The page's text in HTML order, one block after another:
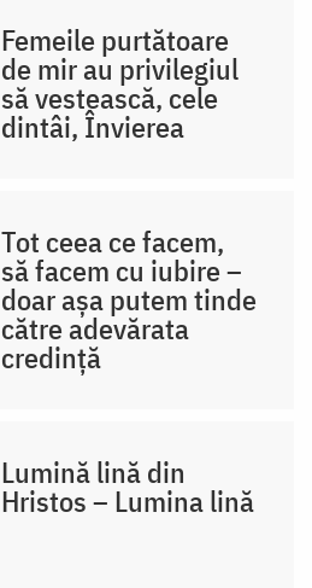
Femeile purtătoare
de mir au privilegiul
să vestească, cele
dintâi, Învierea
Tot ceea ce facem,
să facem cu iubire –
doar așa putem tinde
către adevărata
credință
Lumină lină din
Hristos – Lumina lină